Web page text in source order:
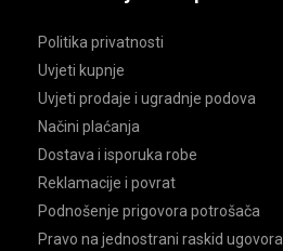
Politika privatnosti
Uvjeti kupnje
Uvjeti prodaje i ugradnje podova
Načini plaćanja
Dostava i isporuka robe
Reklamacije i povrat
Podnošenje prigovora potrošača
Pravo na jednostrani raskid ugovora